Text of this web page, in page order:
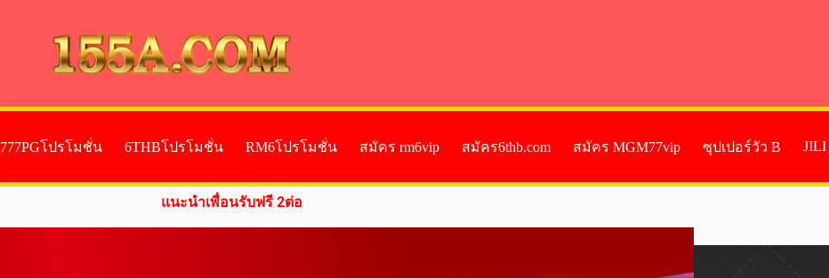
777PGโปรโมชั่น 6THBโปรโมชั่น RM6โปรโมชั่น สมัคร rm6vip สมัคร6thb.com สมัคร MGM77vip ซุปเปอร์วัว B JILI
แนะนำเพื่อนรับฟรี 2ต่อ